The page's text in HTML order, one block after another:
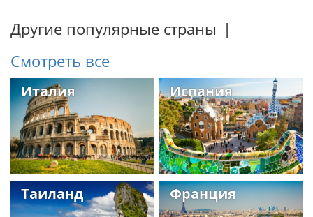
Другие популярные страны |
Смотреть все
Италия Испания
Таиланд Франция